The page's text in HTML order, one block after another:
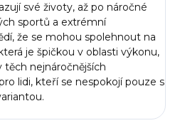
své životy, až po náročné
sportů a extrémní
že se mohou spolehnout na
je špičkou v oblasti výkonu,
těch nejnáročnějších
lidi, kteří se nespokojí pouze s